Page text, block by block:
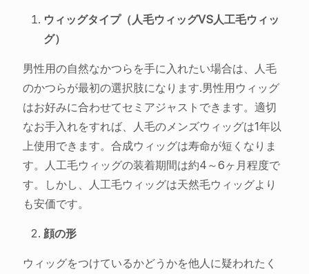
ウィッグタイプ（人毛ウィッグVS人工毛ウィッ
グ）
男性用の自然なかつらを手に入れたい場合は、人毛
のかつらが最初の選択肢になります.男性用ウィッグ
はお好みに合わせてセミアジャストできます。適切
なお手入れをすれば、人毛のメンズウィッグは1年以
上使用できます。合成ウィッグは寿命が短くなりま
す。人工毛ウィッグの装着期間は約4～6ヶ月程度で
す。しかし、人工毛ウィッグは天然毛ウィッグより
も安価です。
顔の形
ウィッグをつけているかどうかを他人に疑われたく